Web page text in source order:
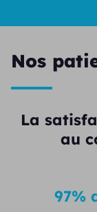
Nos
La
au
97%